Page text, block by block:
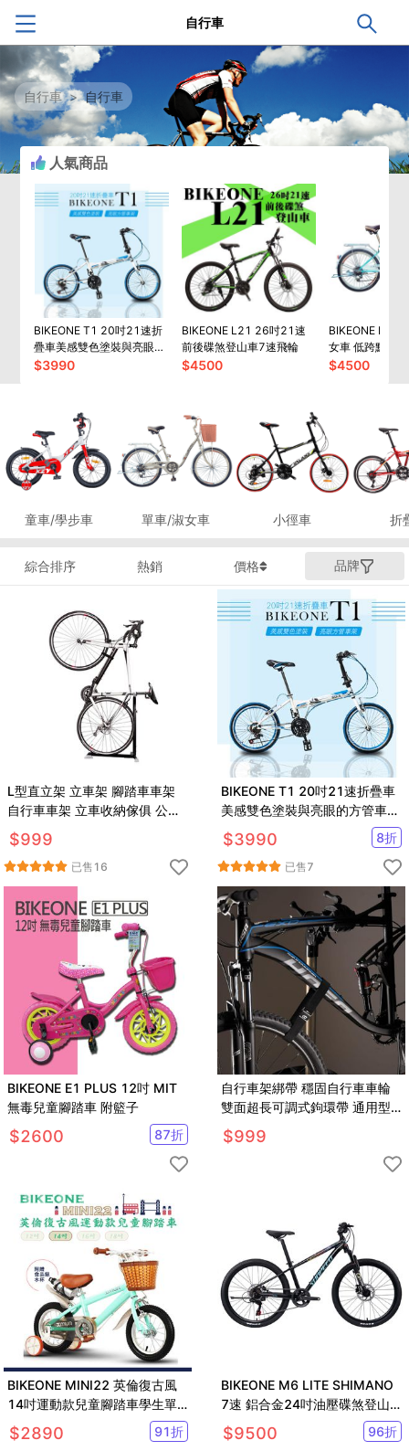
自行車
自行車 > 自行車
人氣商品
BIKEONE T1 20吋21速折
疊車美感雙色塗裝與亮眼的
方管車架設計
$3990
BIKEONE L21 26吋21速
前後碟煞登山車7速飛輪
$4500
BIKEONE L6
女車 低跨點設
$4500
童車/學步車 單車/淑女車 小徑車 折
綜合排序 熱銷 價格 品牌
L型直立架 立車架 腳踏車車架
自行車車架 立車收納傢俱 公路
車車架
$999
已售 16
BIKEONE T1 20吋21速折疊車
美感雙色塗裝與亮眼的方管車架
設計
$3990 8折
已售7
BIKEONE E1 PLUS 12吋 MIT
無毒兒童腳踏車 附籃子
$2600 87折
自行車架綁帶 穩固自行車車輪
雙面超長可調式鉤環帶 通用型
自行車 2件組
$999
BIKEONE MINI22 英倫復古風
14吋運動款兒童腳踏車學生單
車入門款男童女童幼兒輔助輪三
輪車
$2890 91折
BIKEONE M6 LITE SHIMANO
7速 鋁合金24吋油壓碟煞登山
車新款運動自行車
$9500 96折